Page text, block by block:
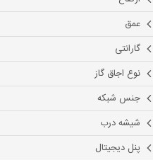
عمق
گارانتی
نوع اجاق گاز
جنس شبکه
شیشه درب
پنل دیجیتال